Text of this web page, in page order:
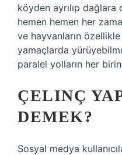
köyden ayrılıp
hemen hemen her
ve hayvanların
yamaçlarda
paralel yolların her
ÇELINÇ
DEMEK?
Sosyal medya